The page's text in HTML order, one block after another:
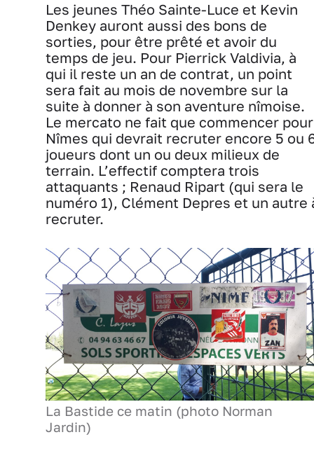
Les jeunes Théo Sainte-Luce et Kevin
Denkey auront aussi des bons de
sorties, pour être prêté et avoir du
temps de jeu. Pour Pierrick Valdivia, à
qui il reste un an de contrat, un point
sera fait au mois de novembre sur la
suite à donner à son aventure nîmoise.
Le mercato ne fait que commencer pour
Nîmes qui devrait recruter encore 5 ou
joueurs dont un ou deux milieux de
terrain. L’effectif comptera trois
attaquants ; Renaud Ripart (qui sera le
numéro 1), Clément Depres et un autre
recruter.
La Bastide ce matin (photo Norman
Jardin)